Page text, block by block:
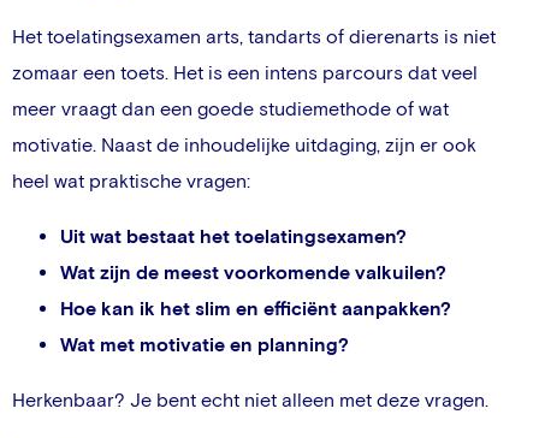
Het toelatingsexamen arts, tandarts of dierenarts is niet
zomaar een toets. Het is een intens parcours dat veel
meer vraagt dan een goede studiemethode of wat
motivatie. Naast de inhoudelijke uitdaging, zijn er ook
heel wat praktische vragen:
Uit wat bestaat het toelatingsexamen?
Wat zijn de meest voorkomende valkuilen?
Hoe kan ik het slim en efficiënt aanpakken?
Wat met motivatie en planning?
Herkenbaar? Je bent echt niet alleen met deze vragen.